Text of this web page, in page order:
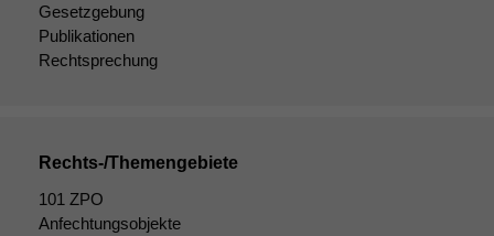
Gesetzgebung
Publikationen
Rechtsprechung
Rechts-/Themengebiete
101 ZPO
Anfechtungsobjekte